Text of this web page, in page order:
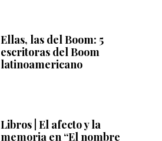
Ellas, las del Boom: 5
escritoras del Boom
latinoamericano
Libros | El afecto y la
memoria en “El nombre